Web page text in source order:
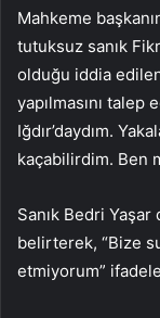
Mahkeme
tutuksuz sanık
olduğu iddia
yapılmasını talep
Iğdır’daydım.
kaçabilirdim. Ben
Sanık Bedri
belirterek, “Bize
etmiyorum”